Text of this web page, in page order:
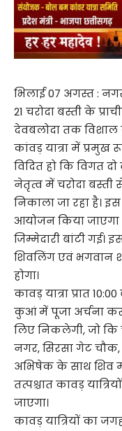
भिलाई 07 अगस्त :
21 चरोदा बस्ती के
देवबलोदा तक विशाल
कांवड़ यात्रा में प्रमुख
विदित हो कि विगत
नेतृत्व में चरोदा बस्ती
निकाला जा रहा है।
आयोजन किया
जिम्मेदारी बांटी गई।
शिवलिंग एवं भगवान
होगा।
कावड़ यात्रा प्रात
कुआं में पूजा अर्चना
लिए निकलेगी, जो
नगर, सिरसा गेट
अभिषेक के साथ शिव
तत्पश्चात कावड़
जाएगा।
कावड़ यात्रियों का